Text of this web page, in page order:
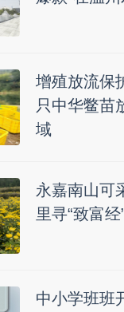
增殖放流保
只中华鳖苗
域
永嘉南山可
里寻“致富经
中小学班班